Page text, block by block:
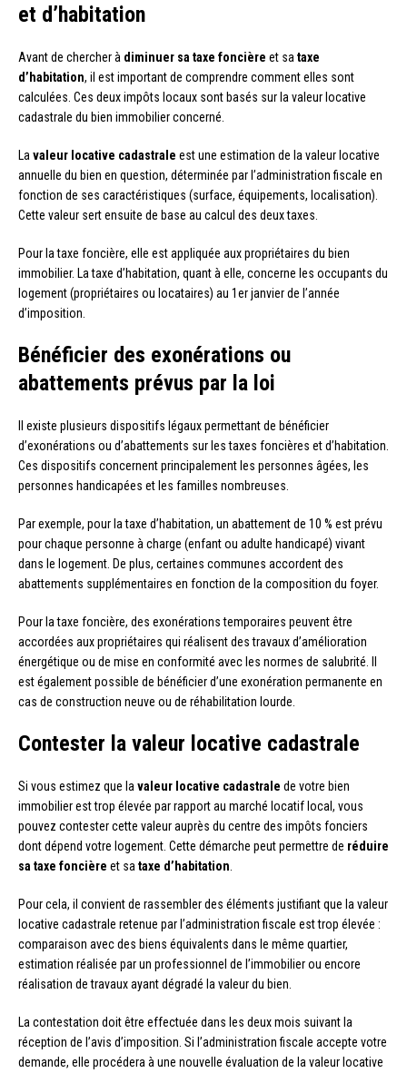
et d’habitation
Avant de chercher à diminuer sa taxe foncière et sa taxe
d’habitation, il est important de comprendre comment elles sont
calculées. Ces deux impôts locaux sont basés sur la valeur locative
cadastrale du bien immobilier concerné.
La valeur locative cadastrale est une estimation de la valeur locative
annuelle du bien en question, déterminée par l’administration fiscale en
fonction de ses caractéristiques (surface, équipements, localisation).
Cette valeur sert ensuite de base au calcul des deux taxes.
Pour la taxe foncière, elle est appliquée aux propriétaires du bien
immobilier. La taxe d’habitation, quant à elle, concerne les occupants du
logement (propriétaires ou locataires) au 1er janvier de l’année
d’imposition.
Bénéficier des exonérations ou
abattements prévus par la loi
Il existe plusieurs dispositifs légaux permettant de bénéficier
d’exonérations ou d’abattements sur les taxes foncières et d’habitation.
Ces dispositifs concernent principalement les personnes âgées, les
personnes handicapées et les familles nombreuses.
Par exemple, pour la taxe d’habitation, un abattement de 10 % est prévu
pour chaque personne à charge (enfant ou adulte handicapé) vivant
dans le logement. De plus, certaines communes accordent des
abattements supplémentaires en fonction de la composition du foyer.
Pour la taxe foncière, des exonérations temporaires peuvent être
accordées aux propriétaires qui réalisent des travaux d’amélioration
énergétique ou de mise en conformité avec les normes de salubrité. Il
est également possible de bénéficier d’une exonération permanente en
cas de construction neuve ou de réhabilitation lourde.
Contester la valeur locative cadastrale
Si vous estimez que la valeur locative cadastrale de votre bien
immobilier est trop élevée par rapport au marché locatif local, vous
pouvez contester cette valeur auprès du centre des impôts fonciers
dont dépend votre logement. Cette démarche peut permettre de réduire
sa taxe foncière et sa taxe d’habitation
Pour cela, il convient de rassembler des éléments justifiant que la valeur
locative cadastrale retenue par l’administration fiscale est trop élevée :
comparaison avec des biens équivalents dans le même quartier,
estimation réalisée par un professionnel de l’immobilier ou encore
réalisation de travaux ayant dégradé la valeur du bien.
La contestation doit être effectuée dans les deux mois suivant la
réception de l’avis d’imposition. Si l’administration fiscale accepte votre
demande, elle procédera à une nouvelle évaluation de la valeur locative